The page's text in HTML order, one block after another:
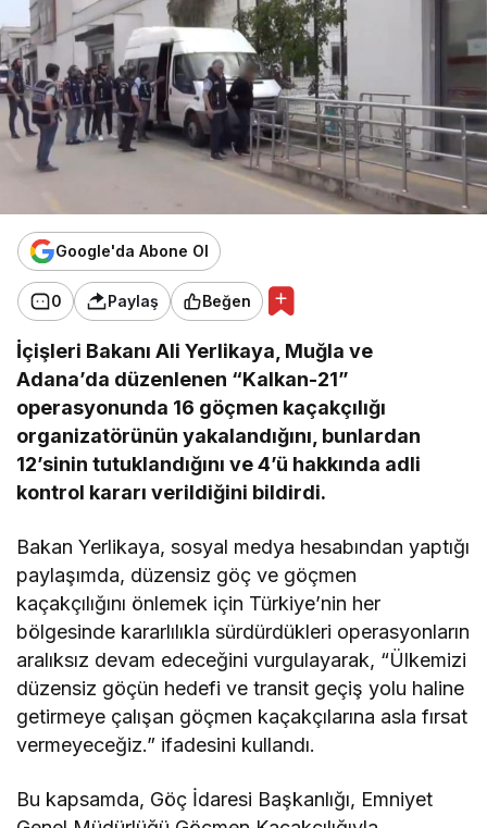
Google'da Abone Ol
0 Paylaş Beğen
İçişleri Bakanı Ali Yerlikaya, Muğla ve
Adana’da düzenlenen “Kalkan-21”
operasyonunda 16 göçmen kaçakçılığı
organizatörünün yakalandığını, bunlardan
12’sinin tutuklandığını ve 4’ü hakkında adli
kontrol kararı verildiğini bildirdi.
Bakan Yerlikaya, sosyal medya hesabından yaptığı
paylaşımda, düzensiz göç ve göçmen
kaçakçılığını önlemek için Türkiye’nin her
bölgesinde kararlılıkla sürdürdükleri operasyonların
aralıksız devam edeceğini vurgulayarak, “Ülkemizi
düzensiz göçün hedefi ve transit geçiş yolu haline
getirmeye çalışan göçmen kaçakçılarına asla fırsat
vermeyeceğiz.” ifadesini kullandı.
Bu kapsamda, Göç İdaresi Başkanlığı, Emniyet